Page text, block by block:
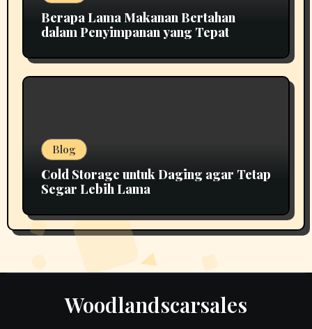
Berapa Lama Makanan Bertahan
dalam Penyimpanan yang Tepat
Blog
Cold Storage untuk Daging agar Tetap
Segar Lebih Lama
Woodlandscarsales